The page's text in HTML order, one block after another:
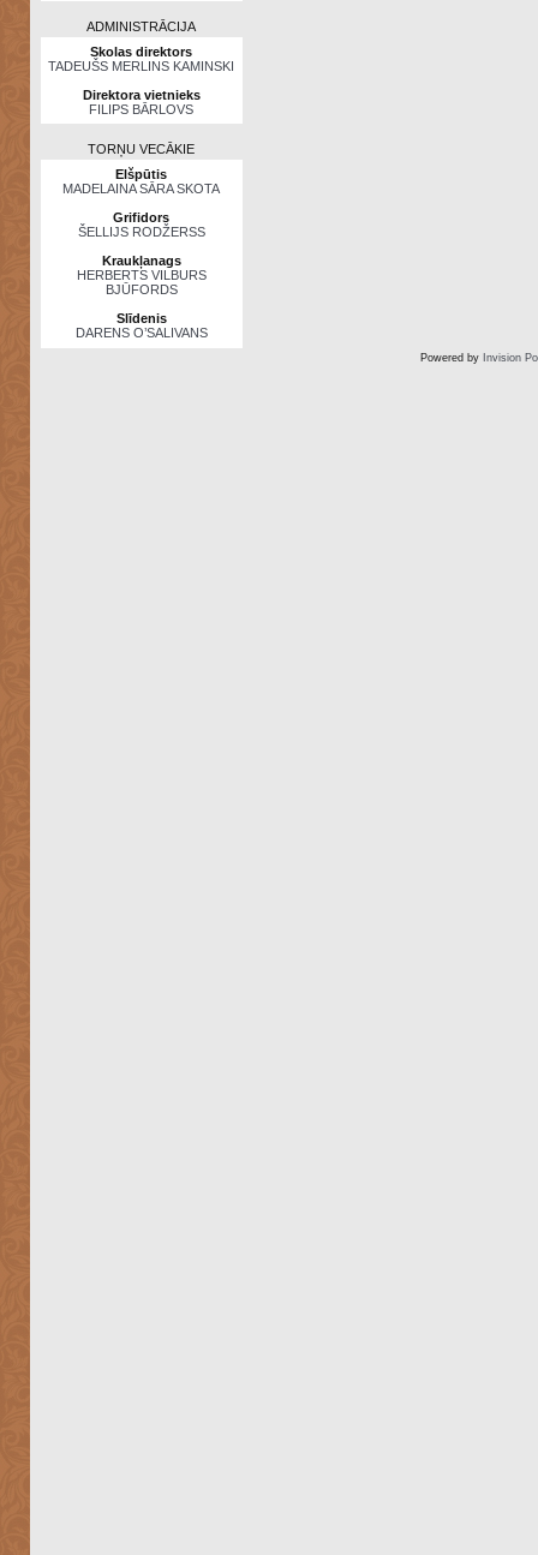
ADMINISTRĀCIJA
Skolas direktors
TADEUŠS MERLINS KAMINSKI
Direktora vietnieks
FILIPS BĀRLOVS
TORŅU VECĀKIE
Elšpūtis
MADELAINA SĀRA SKOTA
Grifidors
ŠELLIJS RODŽERSS
Kraukļanags
HERBERTS VILBURS
BJŪFORDS
Slīdenis
DARENS O’SALIVANS
Powered by Invision